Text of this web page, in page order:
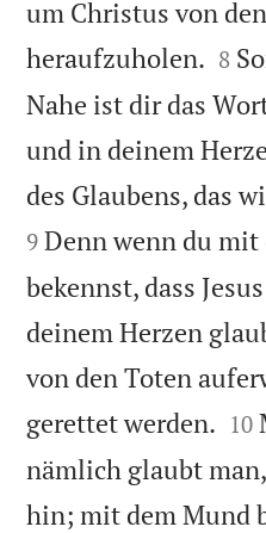
um Christus von
heraufzuholen. 

8
Nahe ist dir das
und in deinem
des Glaubens, das
9 Denn wenn du
bekennst, dass
deinem Herzen
von den Toten
gerettet werden. 

10
nämlich glaubt
hin; mit dem Mund